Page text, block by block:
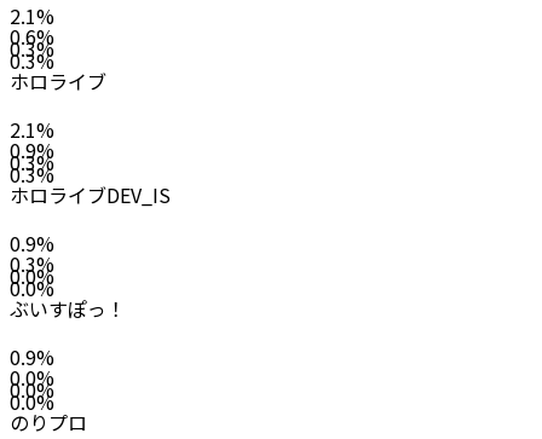
2.1%
0.6%
0.3%
0.3%
ホロライブ
2.1%
0.9%
0.3%
0.3%
ホロライブDEV_IS
0.9%
0.3%
0.0%
0.0%
ぶいすぽっ！
0.9%
0.0%
0.0%
0.0%
のりプロ